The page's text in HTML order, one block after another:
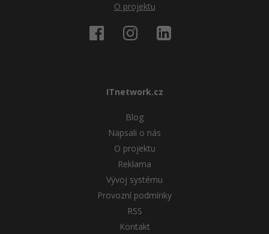
O projektu
ITnetwork.cz
Blog
Napsali o nás
O projektu
Reklama
Vývoj systému
Provozní podmínky
RSS
Kontakt